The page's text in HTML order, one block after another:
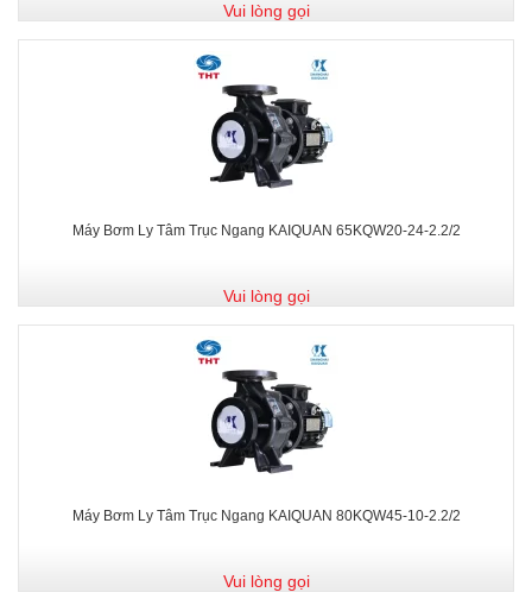
Vui lòng gọi
Máy Bơm Ly Tâm Trục Ngang KAIQUAN 65KQW20-24-2.2/2
Vui lòng gọi
Máy Bơm Ly Tâm Trục Ngang KAIQUAN 80KQW45-10-2.2/2
Vui lòng gọi